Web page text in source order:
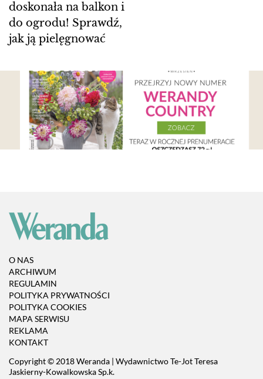
doskonała na balkon i
do ogrodu! Sprawdź,
jak ją pielęgnować
O NAS
ARCHIWUM
REGULAMIN
POLITYKA PRYWATNOŚCI
POLITYKA COOKIES
MAPA SERWISU
REKLAMA
KONTAKT
Copyright © 2018 Weranda | Wydawnictwo Te-Jot Teresa
Jaskierny-Kowalkowska Sp.k.